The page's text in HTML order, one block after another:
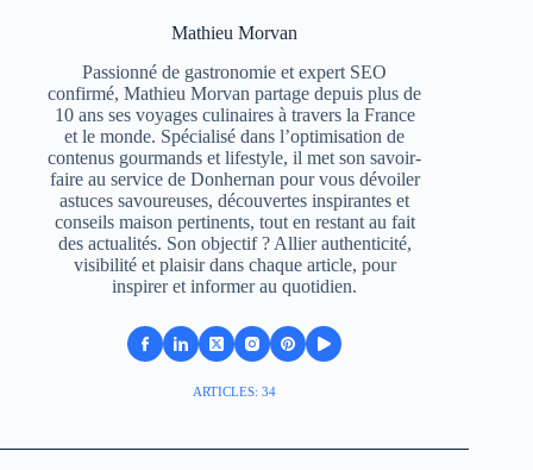
Mathieu Morvan
Passionné de gastronomie et expert SEO
confirmé, Mathieu Morvan partage depuis plus de
10 ans ses voyages culinaires à travers la France
et le monde. Spécialisé dans l’optimisation de
contenus gourmands et lifestyle, il met son savoir-
faire au service de Donhernan pour vous dévoiler
astuces savoureuses, découvertes inspirantes et
conseils maison pertinents, tout en restant au fait
des actualités. Son objectif ? Allier authenticité,
visibilité et plaisir dans chaque article, pour
inspirer et informer au quotidien.
ARTICLES: 34